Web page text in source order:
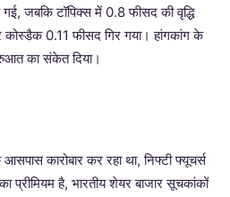
जबकि टॉपिक्स में 0.8 फीसद की वृद्धि
कोस्डैक 0.11 फीसद गिर गया। हांगकांग के
का संकेत दिया।
कारोबार कर रहा था, निफ्टी फ्यूचर्स
है, भारतीय शेयर बाजार सूचकांकों